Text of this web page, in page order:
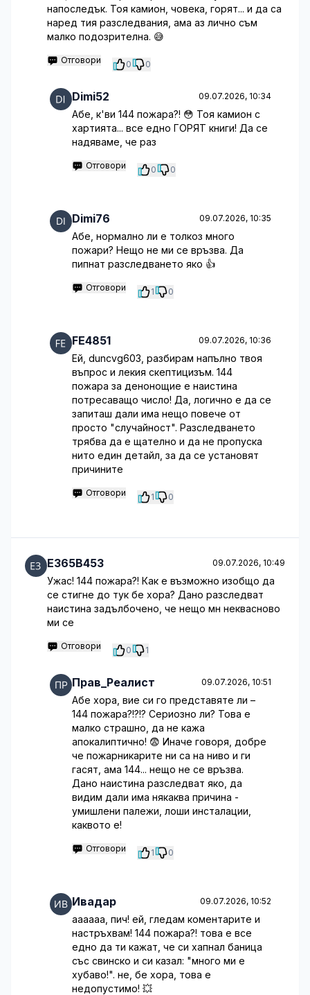
напоследък. Тоя камион, човека, горят... и да са
наред тия разследвания, ама аз лично съм
малко подозрителна. 😅
Отговори 0 0
Dimi52 09.07.2026, 10:34
Абе, к'ви 144 пожара?! 😳 Тоя камион с
хартията... все едно ГОРЯТ книги! Да се
надяваме, че раз
Отговори 0 0
Dimi76 09.07.2026, 10:35
Абе, нормално ли е толкоз много
пожари? Нещо не ми се връзва. Да
пипнат разследването яко 👍
Отговори 1 0
FE4851 09.07.2026, 10:36
Ей, duncvg603, разбирам напълно твоя
въпрос и лекия скептицизъм. 144
пожара за денонощие е наистина
потресаващо число! Да, логично е да се
запиташ дали има нещо повече от
просто "случайност". Разследването
трябва да е щателно и да не пропуска
нито един детайл, за да се установят
причините
Отговори 1 0
E365B453 09.07.2026, 10:49
Ужас! 144 пожара?! Как е възможно изобщо да
се стигне до тук бе хора? Дано разследват
наистина задълбочено, че нещо мн неквасново
ми се
Отговори 0 1
Прав_Реалист 09.07.2026, 10:51
Абе хора, вие си го представяте ли –
144 пожара?!?!? Сериозно ли? Това е
малко страшно, да не кажа
апокалиптично! 😨 Иначе говоря, добре
че пожарникарите ни са на ниво и ги
гасят, ама 144... нещо не се връзва.
Дано наистина разследват яко, да
видим дали има някаква причина -
умишлени палежи, лоши инсталации,
каквото е!
Отговори 1 0
Ивадар 09.07.2026, 10:52
аааааа, пич! ей, гледам коментарите и
настръхвам! 144 пожара?! това е все
едно да ти кажат, че си хапнал баница
със свинско и си казал: "много ми е
хубаво!". не, бе хора, това е
недопустимо! 💥